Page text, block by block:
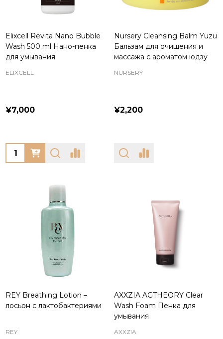
Elixcell Revita Nano Bubble
Wash 500 ml Нано-пенка
для умывания
ELIXCELL
¥7,000
Quantity:
Nursery Cleansing Balm Yuzu
Бальзам для очищения и
массажа с ароматом юдзу
NURSERY
¥2,200
REY Breathing Lotion –
лосьон с лактобактериями
REY
AXXZIA AGTHEORY Clear
Wash Foam Пенка для
умывания
AXXZIA